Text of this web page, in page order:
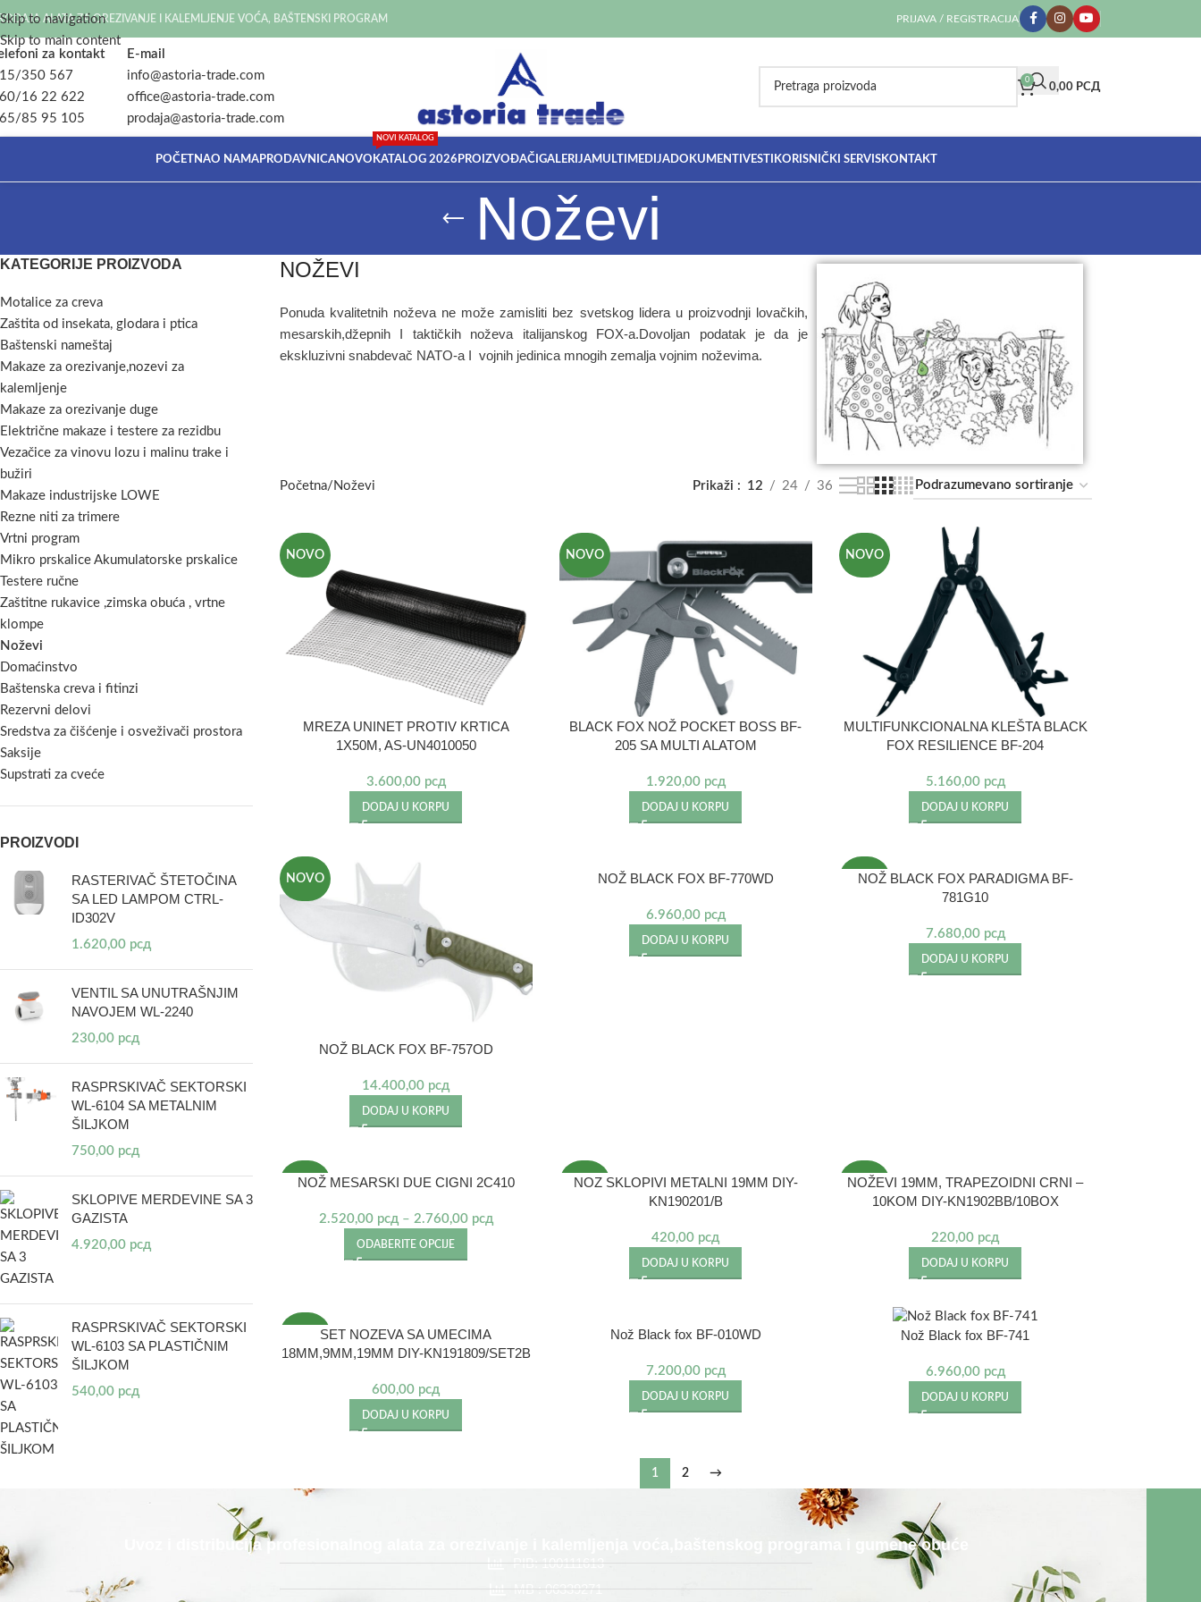
Skip to navigation
Skip to main content
ALATA ZA OREZIVANJE I KALEMLJENJE VOĆA, BAŠTENSKI PROGRAM PRIJAVA / REGISTRACIJA
za kontakt
350 567
16 22 622
85 95 105
E-mail
info@astoria-trade.com
office@astoria-trade.com
prodaja@astoria-trade.com
0
0,00 РСД
POČETNAO NAMAPRODAVNICANOVO KATALOG 2026
NOVI KATALOG
PROIZVOĐAČI GALERIJAMULTIMEDIJADOKUMENTI VESTI KORISNIČKI SERVISKONTAKT
Noževi
KATEGORIJE PROIZVODA
Motalice za creva
Zaštita od insekata, glodara i ptica
Baštenski nameštaj
Makaze za orezivanje,nozevi za
kalemljenje
Makaze za orezivanje duge
Električne makaze i testere za rezidbu
Vezačice za vinovu lozu i malinu trake i
bužiri
Makaze industrijske LOWE
Rezne niti za trimere
Vrtni program
Mikro prskalice Akumulatorske prskalice
Testere ručne
Zaštitne rukavice ,zimska obuća , vrtne
klompe
Noževi
Domaćinstvo
Baštenska creva i fitinzi
Rezervni delovi
Sredstva za čišćenje i osveživači prostora
Saksije
Supstrati za cveće
PROIZVODI
RASTERIVAČ ŠTETOČINA
SA LED LAMPOM CTRL-
ID302V
1.620,00 рсд
VENTIL SA UNUTRAŠNJIM
NAVOJEM WL-2240
230,00 рсд
RASPRSKIVAČ SEKTORSKI
WL-6104 SA METALNIM
ŠILJKOM
750,00 рсд
SKLOPIVE MERDEVINE SA 3
GAZISTA
4.920,00 рсд
RASPRSKIVAČ SEKTORSKI
WL-6103 SA PLASTIČNIM
ŠILJKOM
540,00 рсд
NOŽEVI
Ponuda kvalitetnih noževa ne može zamisliti bez svetskog lidera u proizvodnji lovačkih,
mesarskih,džepnih I taktičkih noževa italijanskog FOX-a.Dovoljan podatak je da je
ekskluzivni snabdevač NATO-a I vojnih jedinica mnogih zemalja vojnim noževima.
Početna Noževi Prikaži 12 24 36
NOVO
MREZA UNINET PROTIV KRTICA
1X50M, AS-UN4010050
3.600,00 рсд
DODAJ U KORPU
NOVO
BLACK FOX NOŽ POCKET BOSS BF-
205 SA MULTI ALATOM
1.920,00 рсд
DODAJ U KORPU
NOVO
MULTIFUNKCIONALNA KLEŠTA BLACK
FOX RESILIENCE BF-204
5.160,00 рсд
DODAJ U KORPU
NOVO
NOŽ BLACK FOX BF-757OD
14.400,00 рсд
DODAJ U KORPU
NOŽ BLACK FOX BF-770WD
6.960,00 рсд
DODAJ U KORPU
NOVO
NOŽ BLACK FOX PARADIGMA BF-
781G10
7.680,00 рсд
DODAJ U KORPU
NOVO
NOŽ MESARSKI DUE CIGNI 2C410
2.520,00 рсд – 2.760,00 рсд
ODABERITE OPCIJE
NOVO
NOZ SKLOPIVI METALNI 19MM DIY-
KN190201/B
420,00 рсд
DODAJ U KORPU
NOVO
NOŽEVI 19MM, TRAPEZOIDNI CRNI –
10KOM DIY-KN1902BB/10BOX
220,00 рсд
DODAJ U KORPU
NOVOSET NOZEVA SA UMECIMA
18MM,9MM,19MM DIY-KN191809/SET2B
600,00 рсд
DODAJ U KORPU
Nož Black fox BF-010WD
7.200,00 рсд
DODAJ U KORPU
Nož Black fox BF-741
6.960,00 рсд
DODAJ U KORPU
1 2 →
Uvoz i distribucija profesionalnog alata za orezivanje i kalemljenja voća,baštenskog programa i gumene obuće
PIB: 100111613
MB : 06339271